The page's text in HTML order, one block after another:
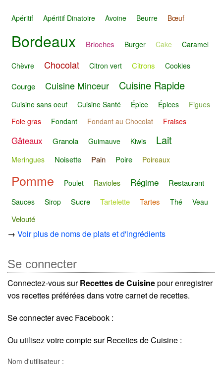
Apéritif Apéritif Dinatoire Avoine Beurre Bœuf
Bordeaux Brioches Burger Cake Caramel
Chèvre Chocolat Citron vert Citrons Cookies
Courge Cuisine Minceur Cuisine Rapide
Cuisine sans oeuf Cuisine Santé Épice Épices
Figues
Foie gras
Fondant Fondant au Chocolat Fraises
Gâteaux Granola Guimauve Kiwis Lait
Meringues Noisette Pain Poire Poireaux
Pomme Poulet Ravioles Régime Restaurant
Sauces Sirop Sucre Tartelette Tartes Thé Veau
Velouté
→ Voir plus de noms de plats et d'ingrédients
Se connecter
Connectez-vous surRecettes de Cuisinepour enregistrer
vos recettes préférées dans votre carnet de recettes.
Se connecter avec Facebook :
Ou utilisez votre compte sur Recettes de Cuisine :
Nom d'utilisateur :